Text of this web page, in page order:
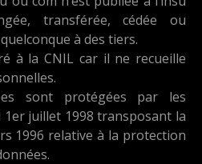
transférée, cédée ou
à des tiers.
à la CNIL car il ne recueille
sont protégées par les
juillet 1998 transposant la
1996 relative à la protection